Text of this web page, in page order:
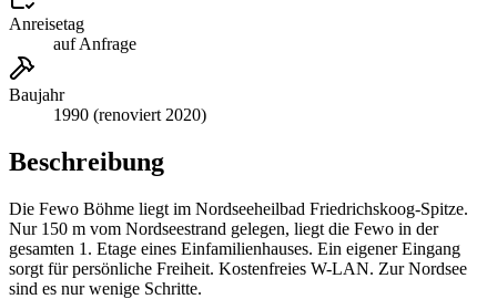
Anreisetag
auf Anfrage
Baujahr
1990 (renoviert 2020)
Beschreibung
Die Fewo Böhme liegt im Nordseeheilbad Friedrichskoog-Spitze.
Nur 150 m vom Nordseestrand gelegen, liegt die Fewo in der
gesamten 1. Etage eines Einfamilienhauses. Ein eigener Eingang
sorgt für persönliche Freiheit. Kostenfreies W-LAN. Zur Nordsee
sind es nur wenige Schritte.